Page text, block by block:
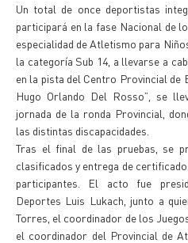
Un total de once deportistas
participará en la fase Nacional de
especialidad de Atletismo para
la categoría Sub 14, a llevarse a
en la pista del Centro Provincial de
Hugo Orlando Del Rosso”, se
jornada de la ronda Provincial,
las distintas discapacidades.
Tras el final de las pruebas, se
clasificados y entrega de
participantes. El acto fue
Deportes Luis Lukach, junto a
Torres, el coordinador de los
el coordinador del Provincial de